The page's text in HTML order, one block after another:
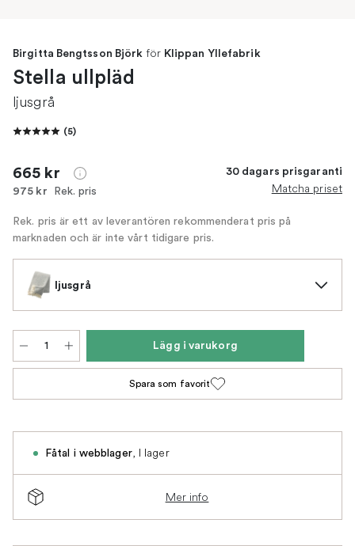
Birgitta Bengtsson Björk för Klippan Yllefabrik
Stella ullpläd
ljusgrå
(5)
665 kr
975 kr Rek. pris
30 dagars prisgaranti
Matcha priset
Rek. pris är ett av leverantören rekommenderat pris på
marknaden och är inte vårt tidigare pris.
ljusgrå
Lägg i varukorg
Spara som favorit
Fåtal i webblager, I lager
Mer info